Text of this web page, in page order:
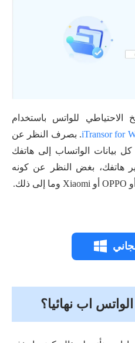
للواتس باستخدام
. بصرف النظر عن
كل بيانات الواتساب إلى هاتفك
هاتفك، بغض النظر عن كونه
اب نهائيا؟